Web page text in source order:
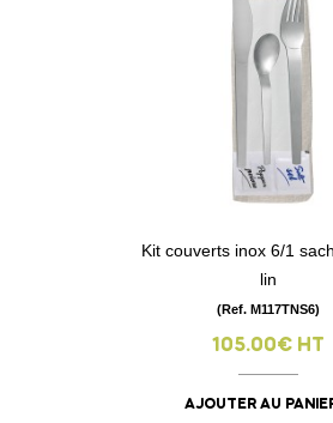
Kit couverts inox 6/1
lin
(Ref. M117TNS6)
105.00€ HT
AJOUTER AU